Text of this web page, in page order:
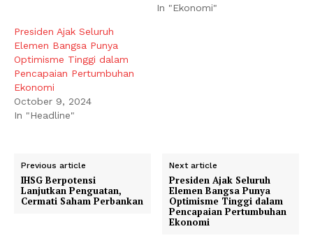
In "Ekonomi"
Presiden Ajak Seluruh
Elemen Bangsa Punya
Optimisme Tinggi dalam
Pencapaian Pertumbuhan
Ekonomi
October 9, 2024
In "Headline"
Previous article
IHSG Berpotensi
Lanjutkan Penguatan,
Cermati Saham Perbankan
Next article
Presiden Ajak Seluruh
Elemen Bangsa Punya
Optimisme Tinggi dalam
Pencapaian Pertumbuhan
Ekonomi